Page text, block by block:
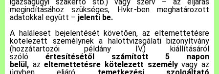
Versenyképes Járások
Program
megindításához szükséges, Hvkr.-ben meghatározott
adatokkal együtt – jelenti be.
A haláleset bejelentését követően, az eltemettetésre
kötelezett személynek a halottvizsgálati bizonyítvány
(hozzátartozói példány IV.) kiállításáról
szóló értesítésétől számított 5 napon
belül, azeltemettetésre kötelezett személyvagy az